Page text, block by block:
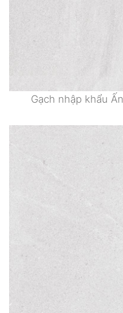
Gạch nhập khẩu